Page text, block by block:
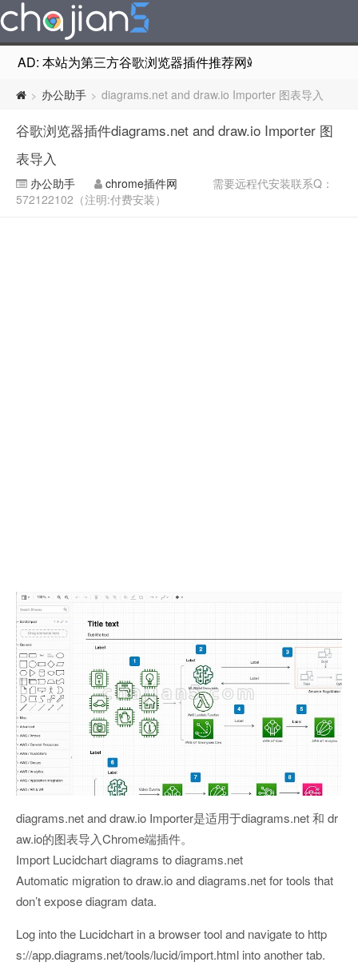
AD: 本站为第三方谷歌浏览器插件推荐网站，非Google
> 办公助手 > diagrams.net and draw.io Importer 图表导入
谷歌浏览器插件diagrams.net and draw.io Importer 图
表导入
办公助手 chrome插件网
需要远程代安装联系Q：
572122102（注明:付费安装）
diagrams.net and draw.io Importer是适用于diagrams.net 和 dr
aw.io的图表导入Chrome端插件。
Import Lucidchart diagrams to diagrams.net
Automatic migration to draw.io and diagrams.net for tools that
don’t expose diagram data.
Log into the Lucidchart in a browser tool and navigate to http
s://app.diagrams.net/tools/lucid/import.html into another tab.